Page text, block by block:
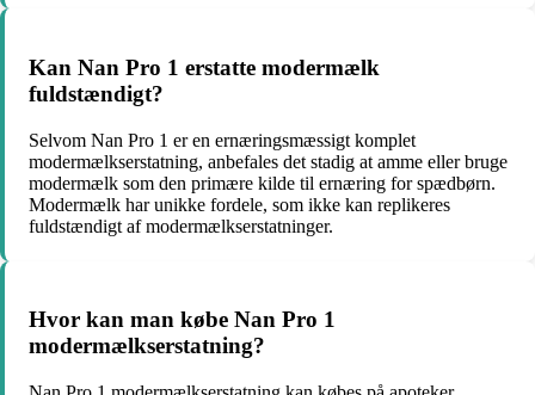
Kan Nan Pro 1 erstatte modermælk
fuldstændigt?
Selvom Nan Pro 1 er en ernæringsmæssigt komplet
modermælkserstatning, anbefales det stadig at amme eller bruge
modermælk som den primære kilde til ernæring for spædbørn.
Modermælk har unikke fordele, som ikke kan replikeres
fuldstændigt af modermælkserstatninger.
Hvor kan man købe Nan Pro 1
modermælkserstatning?